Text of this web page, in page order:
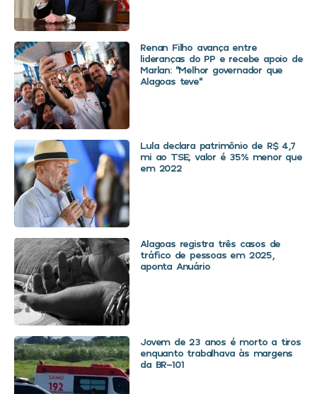
Renan Filho avança entre
lideranças do PP e recebe apoio de
Marlan: “Melhor governador que
Alagoas teve”
Lula declara patrimônio de R$ 4,7
mi ao TSE; valor é 35% menor que
em 2022
Alagoas registra três casos de
tráfico de pessoas em 2025,
aponta Anuário
Jovem de 23 anos é morto a tiros
enquanto trabalhava às margens
da BR-101